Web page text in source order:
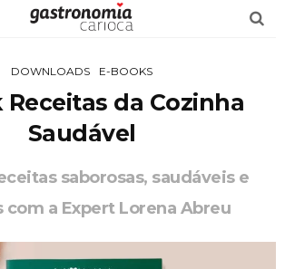
DOWNLOADS E-BOOKS
Receitas da Cozinha
Saudável
saborosas, saudáveis e
com a Expert Lorena Abreu